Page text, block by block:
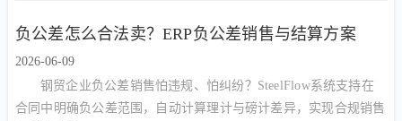
负公差怎么合法卖？ERP负公差销售与结算方案
2026-06-09
钢贸企业负公差销售怕违规、怕纠纷？SteelFlow系统支持在
合同中明确负公差范围，自动计算理计与磅计差异，实现合规销售